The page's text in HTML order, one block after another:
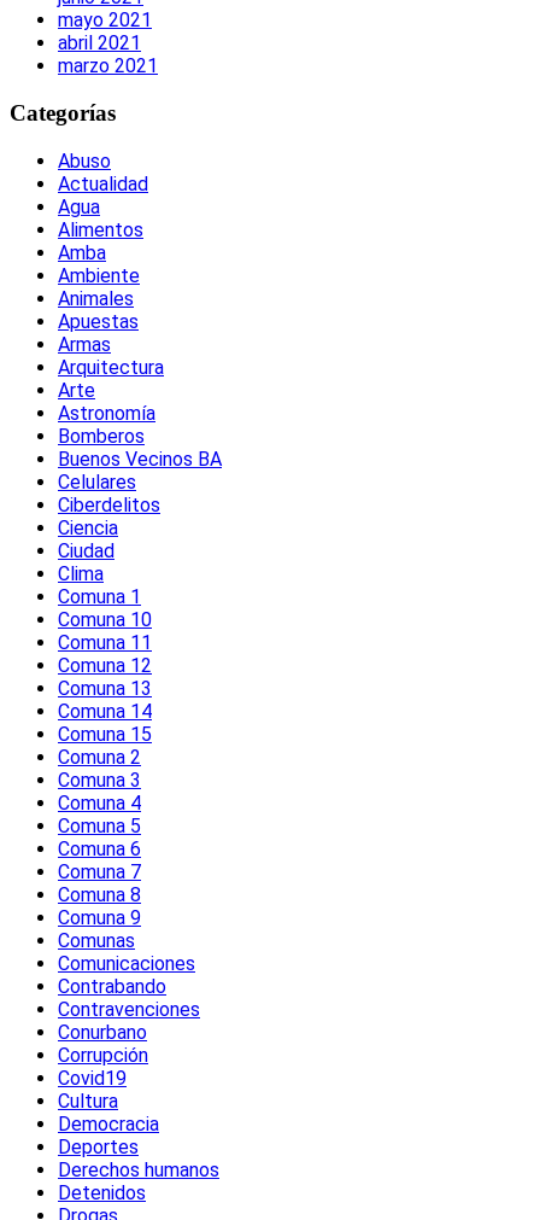
mayo 2021
abril 2021
marzo 2021
Categorías
Abuso
Actualidad
Agua
Alimentos
Amba
Ambiente
Animales
Apuestas
Armas
Arquitectura
Arte
Astronomía
Bomberos
Buenos Vecinos BA
Celulares
Ciberdelitos
Ciencia
Ciudad
Clima
Comuna 1
Comuna 10
Comuna 11
Comuna 12
Comuna 13
Comuna 14
Comuna 15
Comuna 2
Comuna 3
Comuna 4
Comuna 5
Comuna 6
Comuna 7
Comuna 8
Comuna 9
Comunas
Comunicaciones
Contrabando
Contravenciones
Conurbano
Corrupción
Covid19
Cultura
Democracia
Deportes
Derechos humanos
Detenidos
Drogas